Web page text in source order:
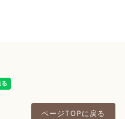
ページTOPに戻る